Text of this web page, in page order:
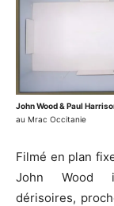
John Wood & Paul
au Mrac Occitanie
Filmé en plan
John Wood
dérisoires,